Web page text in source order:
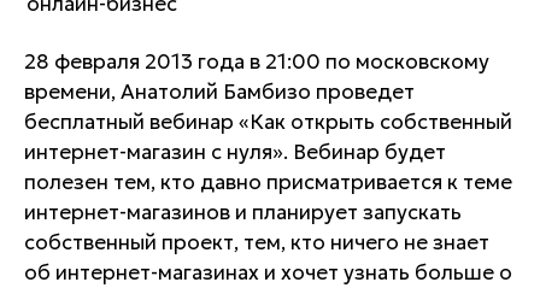
28 февраля 2013 года в 21:00 по московскому
времени, Анатолий Бамбизо проведет
бесплатный вебинар «Как открыть собственный
интернет-магазин с нуля». Вебинар будет
полезен тем, кто давно присматривается к теме
интернет-магазинов и планирует запускать
собственный проект, тем, кто ничего не знает
об интернет-магазинах и хочет узнать больше о